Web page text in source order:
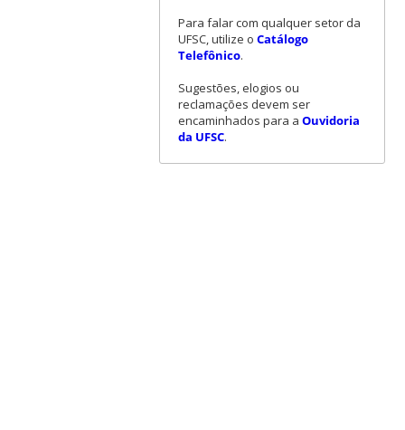
Para falar com qualquer setor da
UFSC, utilize o Catálogo
Telefônico.
Sugestões, elogios ou
reclamações devem ser
encaminhados para a Ouvidoria
da UFSC.